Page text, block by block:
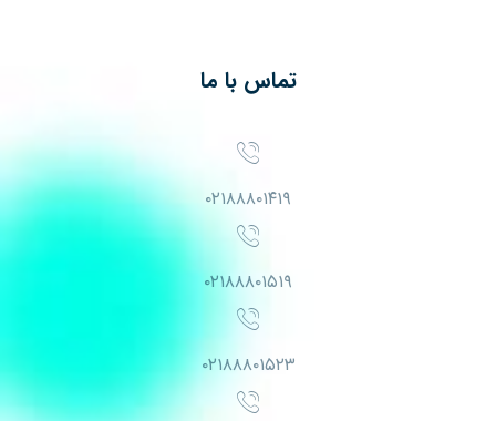
تماس با ما
۰۲۱۸۸۸۰۱۴۱۹
۰۲۱۸۸۸۰۱۵۱۹
۰۲۱۸۸۸۰۱۵۲۳